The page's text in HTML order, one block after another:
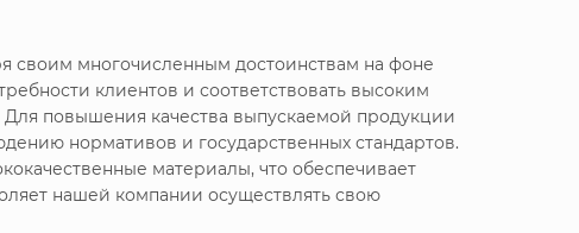
своим многочисленным достоинствам на фоне
клиентов и соответствовать высоким
повышения качества выпускаемой продукции
нормативов и государственных стандартов.
материалы, что обеспечивает
нашей компании осуществлять свою